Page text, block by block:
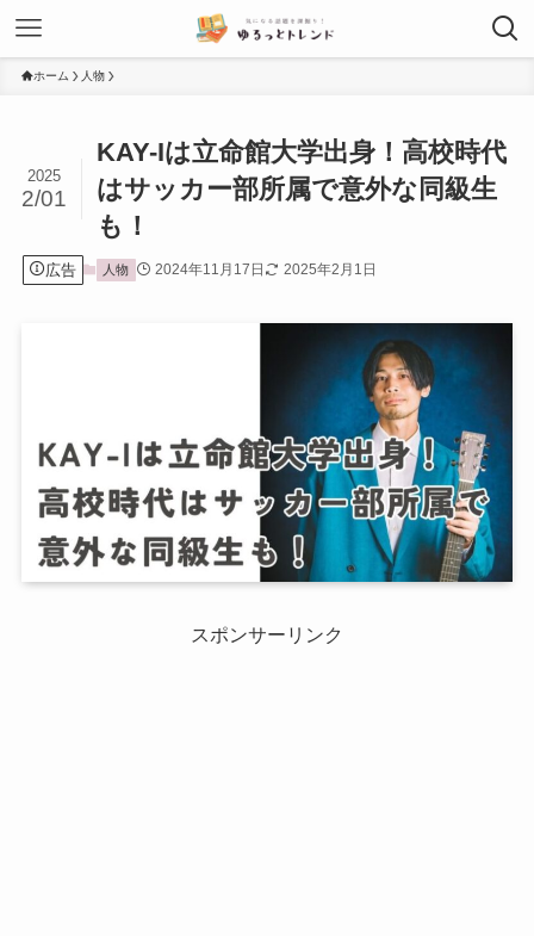
ホーム 人物
KAY-Iは立命館大学出身！高校時代
はサッカー部所属で意外な同級生
も！
2025
2/01
広告 人物 2024年11月17日 2025年2月1日
スポンサーリンク